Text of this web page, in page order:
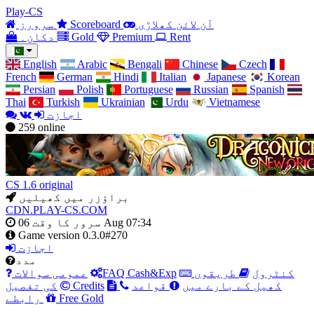
Play-CS
سرورز
Scoreboard
آن لائن کھلاڑی
دکان۔
Gold Premium Rent
English Arabic Bengali Chinese
Czech
French
German Hindi Italian Japanese
Korean
Persian
Polish Portuguese Russian
Spanish
Thai
Turkish Ukrainian Urdu
Vietnamese
اجازت
259 online
CS 1.6 original
براؤزر میں کھیلیں
CDN.PLAY-CS.COM
سرور کا وقت 06 Aug 07:34
Game version 0.3.0#270
اجازت
مدد
عمومی سوالات
FAQ Cash&Exp کنٹرول
طریقوں
کی تفصیل
Credits کھیل کے بارے میں
قواعد
رابطے
Free Gold